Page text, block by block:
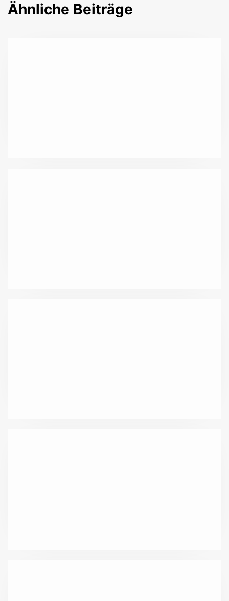
Ähnliche Beiträge